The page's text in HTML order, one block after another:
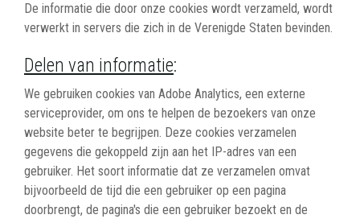
De informatie die door onze cookies wordt verzameld, wordt
verwerkt in servers die zich in de Verenigde Staten bevinden.
Delen van informatie:
We gebruiken cookies van Adobe Analytics, een externe
serviceprovider, om ons te helpen de bezoekers van onze
website beter te begrijpen. Deze cookies verzamelen
gegevens die gekoppeld zijn aan het IP-adres van een
gebruiker. Het soort informatie dat ze verzamelen omvat
bijvoorbeeld de tijd die een gebruiker op een pagina
doorbrengt, de pagina's die een gebruiker bezoekt en de